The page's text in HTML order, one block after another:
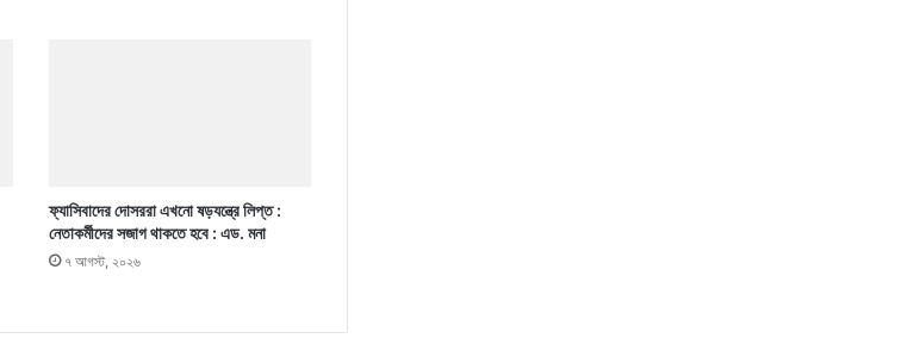
ফ্যাসিবাদের দোসররা এখনো ষড়যন্ত্রে লিপ্ত :
নেতাকর্মীদের সজাগ থাকতে হবে : এড. মনা
৭ আগস্ট, ২০২৬